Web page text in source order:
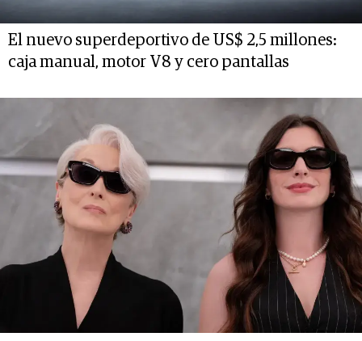
El nuevo superdeportivo de US$ 2,5 millones:
caja manual, motor V8 y cero pantallas